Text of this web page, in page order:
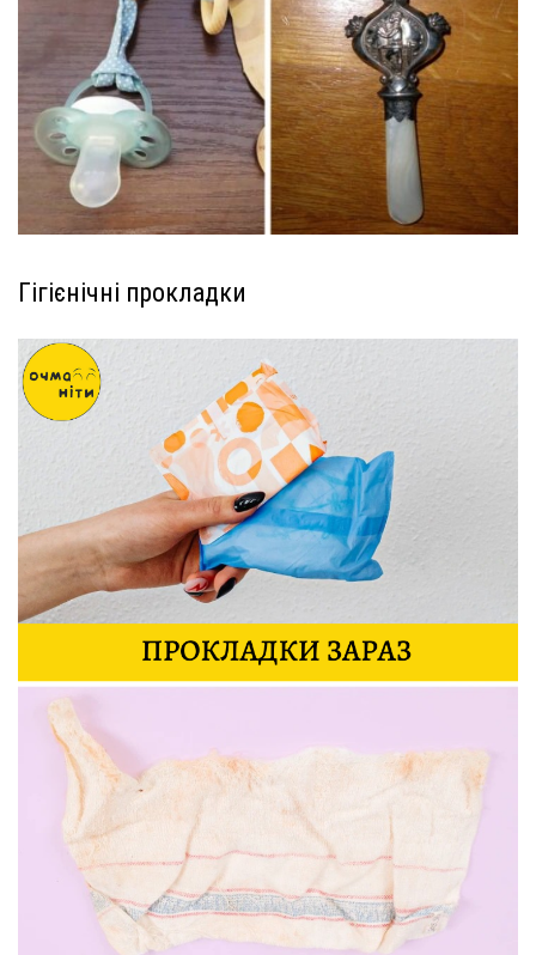
Гігієнічні прокладки